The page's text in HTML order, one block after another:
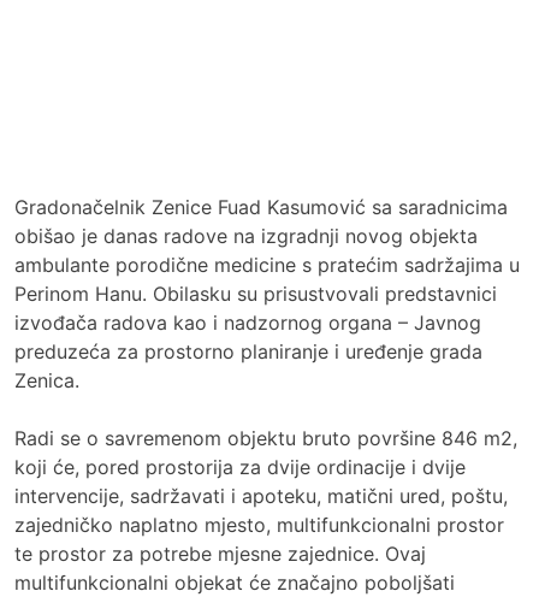
Gradonačelnik Zenice Fuad Kasumović sa saradnicima
obišao je danas radove na izgradnji novog objekta
ambulante porodične medicine s pratećim sadržajima u
Perinom Hanu. Obilasku su prisustvovali predstavnici
izvođača radova kao i nadzornog organa – Javnog
preduzeća za prostorno planiranje i uređenje grada
Zenica.
Radi se o savremenom objektu bruto površine 846 m2,
koji će, pored prostorija za dvije ordinacije i dvije
intervencije, sadržavati i apoteku, matični ured, poštu,
zajedničko naplatno mjesto, multifunkcionalni prostor
te prostor za potrebe mjesne zajednice. Ovaj
multifunkcionalni objekat će značajno poboljšati